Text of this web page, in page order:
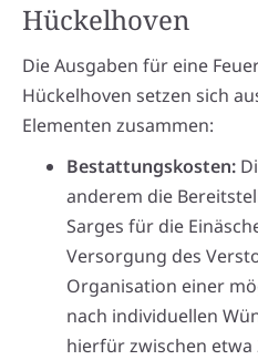
Hückelhoven
Die Ausgaben für eine
Hückelhoven setzen sich
Elementen zusammen:
Bestattungskosten:
anderem die
Sarges für die
Versorgung des
Organisation einer
nach individuellen
hierfür zwischen etwa